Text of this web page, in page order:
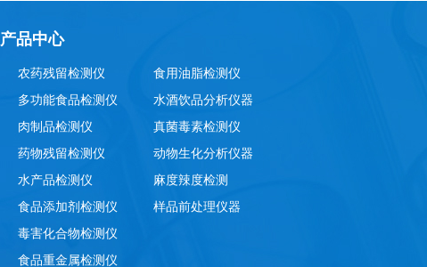
产品中心
农药残留检测仪
多功能食品检测仪
肉制品检测仪
药物残留检测仪
水产品检测仪
食品添加剂检测仪
毒害化合物检测仪
食品重金属检测仪
食用油脂检测仪
水酒饮品分析仪器
真菌毒素检测仪
动物生化分析仪器
麻度辣度检测
样品前处理仪器